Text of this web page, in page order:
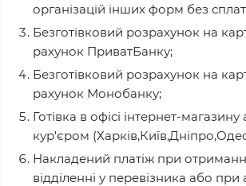
організацій інших форм без
Безготівковий розрахунок на
рахунок ПриватБанку;
Безготівковий розрахунок на
рахунок Монобанку;
Готівка в офісі інтернет-
кур'єром
Накладений платіж при
відділенні у перевізника або при